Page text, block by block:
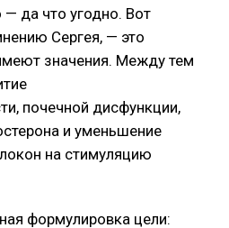
— да что угодно. Вот
Сергея, — это
значения. Между тем
почечной дисфункции,
и уменьшение
на стимуляцию
формулировка цели: